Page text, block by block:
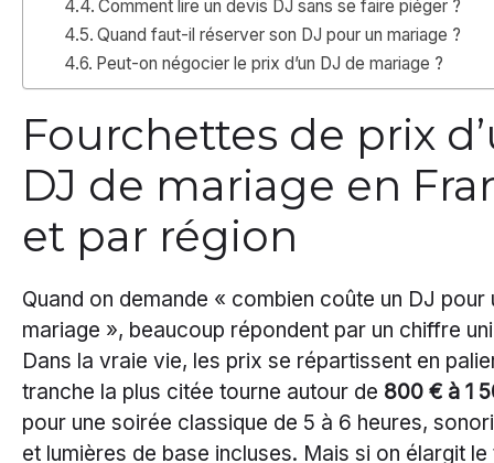
Comment lire un devis DJ sans se faire piéger ?
Quand faut-il réserver son DJ pour un mariage ?
Peut-on négocier le prix d’un DJ de mariage ?
Fourchettes de prix
DJ de mariage en
et par région
Quand on demande « combien coûte un DJ pour
mariage », beaucoup répondent par un chiffre
Dans la vraie vie, les prix se répartissent en
tranche la plus citée tourne autour de 800 € à 1
pour une soirée classique de 5 à 6 heures,
et lumières de base incluses. Mais si on élargit le